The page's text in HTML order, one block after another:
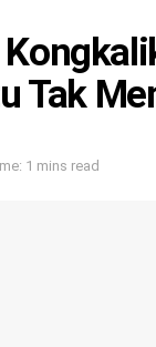
Tak
1 mins read